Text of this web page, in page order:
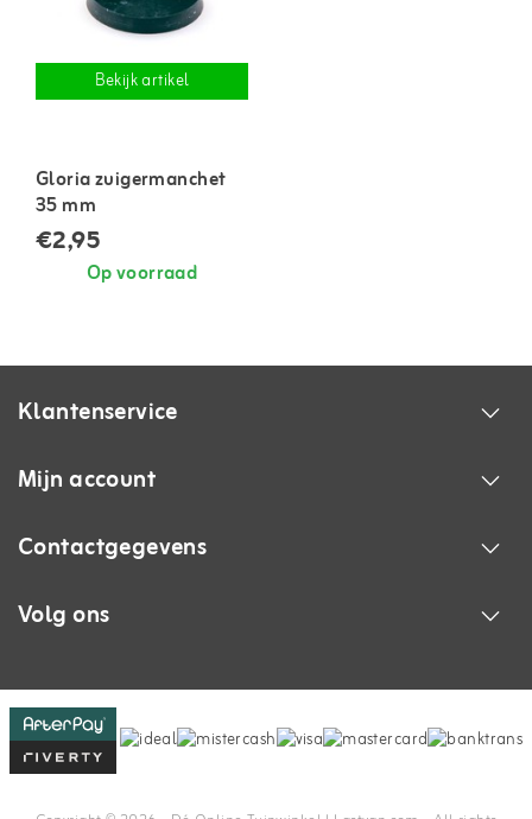
Bekijk artikel
Gloria zuigermanchet
35 mm
€2,95
Op voorraad
Klantenservice
Mijn account
Contactgegevens
Volg ons